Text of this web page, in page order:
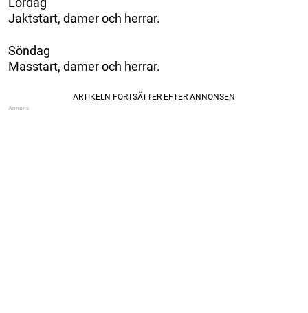
Jaktstart, damer och herrar.
Söndag
Masstart, damer och herrar.